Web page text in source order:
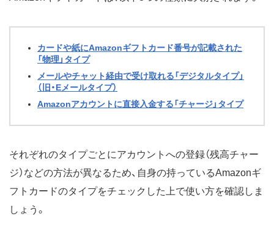
カードや紙にAmazonギフトカード番号が記載された
「物理」タイプ
メールやチャット経由で受け取れる「デジタルタイプ」
（旧・Eメールタイプ）
Amazonアカウントに直接入金する「チャージ」タイプ
それぞれのタイプごとにアカウントへの登録（残高チャー
ジ）などの方法が異なるため、自身の持っているAmazonギ
フトカードのタイプをチェックした上で使い方を確認しま
しょう。